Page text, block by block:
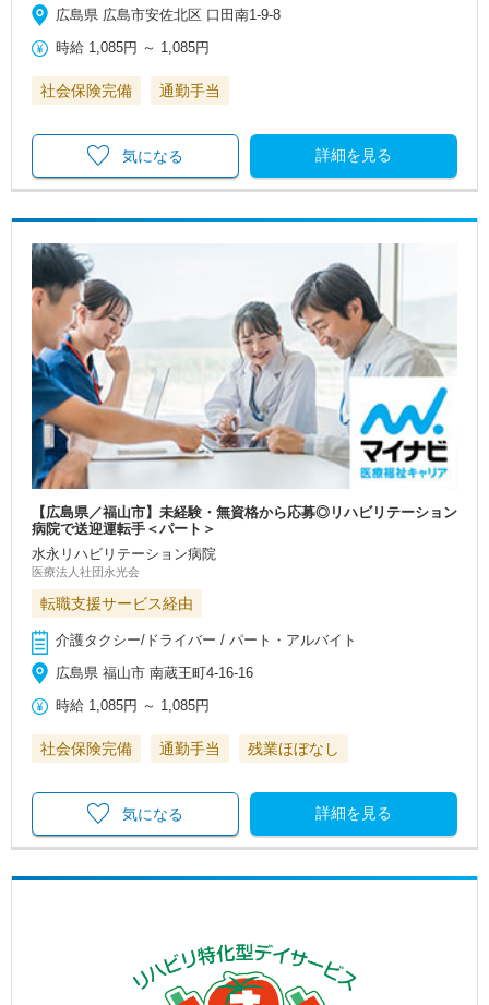
広島県 広島市安佐北区 口田南1-9-8
時給 1,085円 ～ 1,085円
社会保険完備 通勤手当
詳細を見る
気になる
【広島県／福山市】未経験・無資格から応募◎リハビリテーション
病院で送迎運転手＜パート＞
水永リハビリテーション病院
医療法人社団永光会
転職支援サービス経由
介護タクシー/ドライバー / パート・アルバイト
広島県 福山市 南蔵王町4-16-16
時給 1,085円 ～ 1,085円
社会保険完備 通勤手当 残業ほぼなし
詳細を見る
気になる